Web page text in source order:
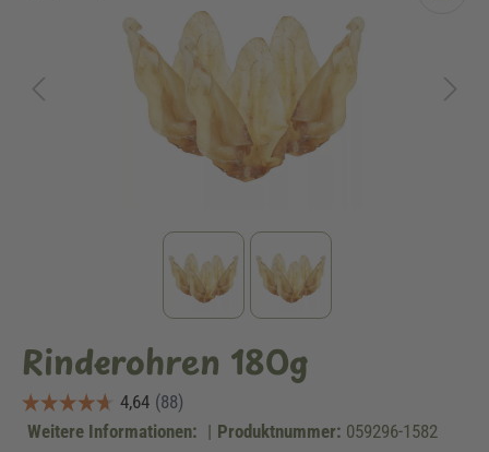
Rinderohren 180g
Weitere Informationen: | Produktnummer: 059296-1582